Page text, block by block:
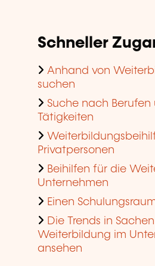
Schneller
Anhand von
suchen
Suche nach Berufen
Tätigkeiten
Privatpersonen
Beihilfen für die
Unternehmen
Einen
Die Trends in Sachen
Weiterbildung im
ansehen